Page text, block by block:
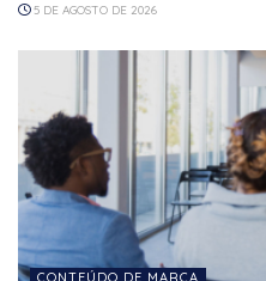
5 DE AGOSTO DE 2026
CONTEÚDO DE MARCA